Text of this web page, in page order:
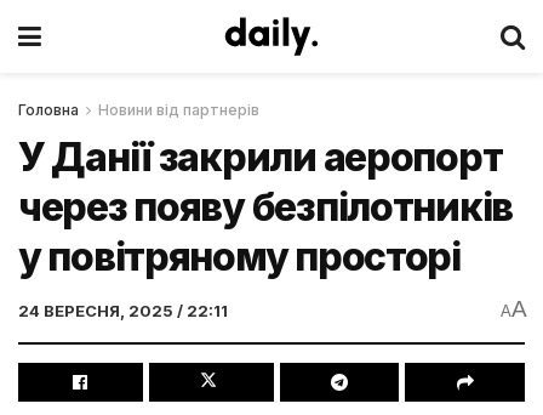
Головна Новини від партнерів
У Данії закрили аеропорт
через появу безпілотників
у повітряному просторі
24 ВЕРЕСНЯ, 2025 / 22:11 AA